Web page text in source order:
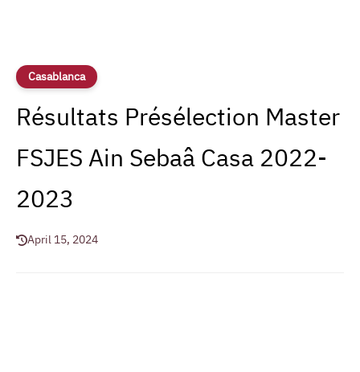
Casablanca
Résultats Présélection Master
FSJES Ain Sebaâ Casa 2022-
2023
April 15, 2024